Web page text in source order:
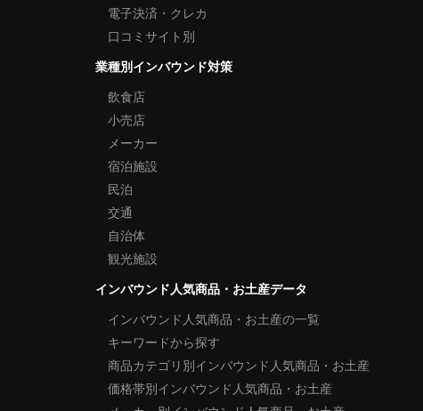
電子決済・クレカ
口コミサイト別
業種別インバウンド対策
飲食店
小売店
メーカー
宿泊施設
民泊
交通
自治体
観光施設
インバウンド人気商品・お土産データ
インバウンド人気商品・お土産の一覧
キーワードから探す
商品カテゴリ別インバウンド人気商品・お土産
価格帯別インバウンド人気商品・お土産